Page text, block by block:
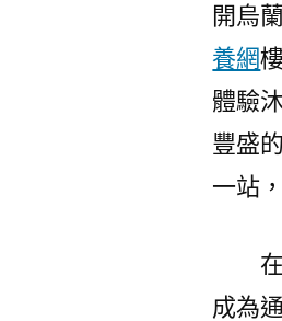
開烏
養網
體驗
豐盛
一站
成為